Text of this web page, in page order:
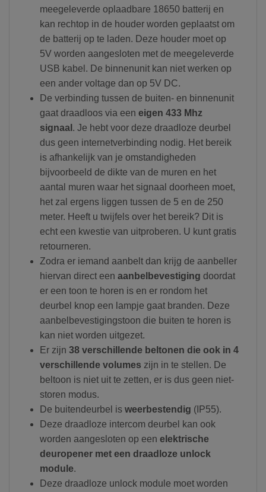
meegeleverde oplaadbare 18650 batterij en
kan rechtop in de houder worden geplaatst om
de batterij op te laden. Deze houder moet op
5V worden aangesloten met de meegeleverde
USB kabel. De binnenunit kan niet werken op
een ander voltage dan op 5V DC.
De verbinding tussen de buiten- en binnenunit
gaat draadloos via een eigen 433 Mhz
signaal . Je hebt voor deze draadloze deurbel
dus geen internetverbinding nodig. Het bereik
is afhankelijk van je omstandigheden
bijvoorbeeld de dikte van de muren en het
aantal muren waar het signaal doorheen moet,
het zal ergens liggen tussen de 5 en de 250
meter. Heeft u twijfels over het bereik? Dit is
echt een kwestie van uitproberen. U kunt gratis
retourneren.
Zodra er iemand aanbelt dan krijg de aanbeller
hiervan direct een aanbelbevestiging doordat
er een toon te horen is en er rondom het
deurbel knop een lampje gaat branden. Deze
aanbelbevestigingstoon die buiten te horen is
kan niet worden uitgezet.
Er zijn 38 verschillende beltonen die ook in 4
verschillende volumes zijn in te stellen. De
beltoon is niet uit te zetten, er is dus geen niet-
storen modus.
De buitendeurbel is weerbestendig (IP55).
Deze draadloze intercom deurbel kan ook
worden aangesloten op een elektrische
deuropener met een draadloze unlock
module.
Deze draadloze unlock module moet worden